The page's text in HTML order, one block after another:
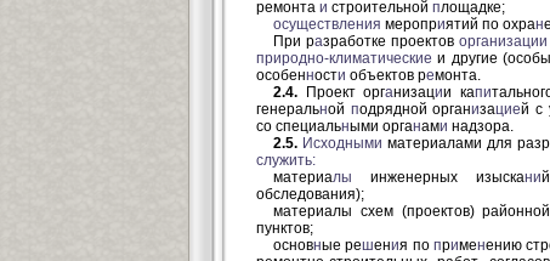
ремонта и строительной площадке;
осуществления мероприятий по охран
При разработке проектов организации
природно-климатические и другие
особенности объектов ремонта.
2.4. Проект организации капи
генеральной подрядной организацией с
со специальными органами надзора.
2.5. Исходными материалами для
служить:
материалы инженерных изыскани
обследования);
материалы схем (проектов)
пунктов;
основные решения поприменению